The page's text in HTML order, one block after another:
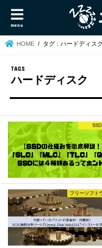
menu
HOME タグ : ハードディスク
ハードディスク
SSD
フリーソフト